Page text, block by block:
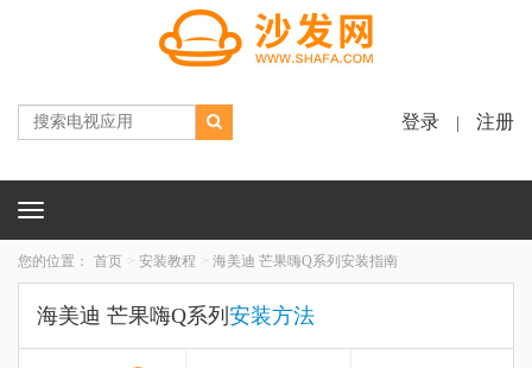
登录 注册
Toggle
您的位置： 首页 安装教程 海美迪 芒果嗨Q系列安装指南
海美迪 芒果嗨Q系列 安装方法